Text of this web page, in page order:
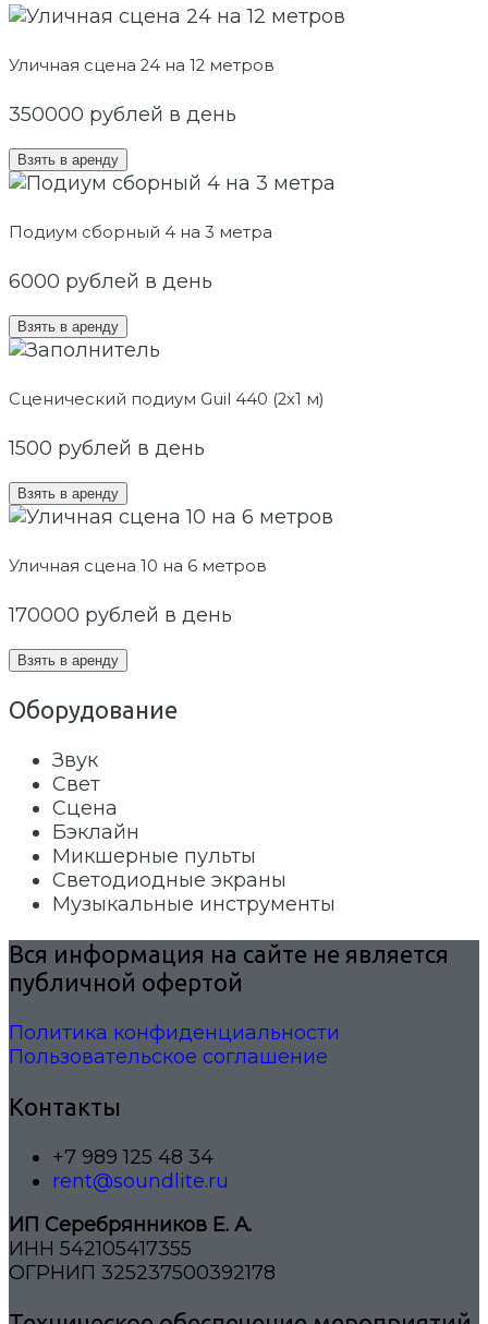
Уличная сцена 24 на 12 метров
350000 рублей в день
Взять в аренду
Подиум сборный 4 на 3 метра
6000 рублей в день
Взять в аренду
Сценический подиум Guil 440 (2х1 м)
1500 рублей в день
Взять в аренду
Уличная сцена 10 на 6 метров
170000 рублей в день
Взять в аренду
Оборудование
Звук
Свет
Сцена
Бэклайн
Микшерные пульты
Светодиодные экраны
Музыкальные инструменты
Вся информация на сайте не является
публичной офертой
Политика конфиденциальности
Пользовательское соглашение
Контакты
+7 989 125 48 34
rent@soundlite.ru
ИП Серебрянников Е. А.
ИНН 542105417355
ОГРНИП 325237500392178